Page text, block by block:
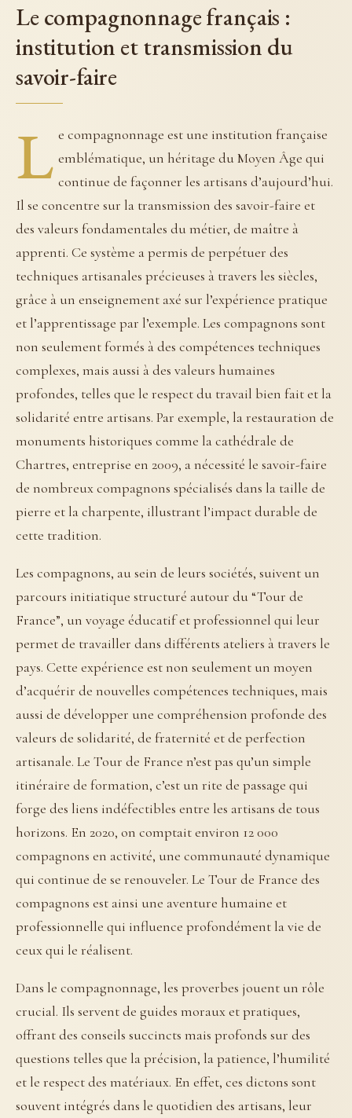
Le compagnonnage français :
institution et transmission du
savoir-faire
L e compagnonnage est une institution française
emblématique, un héritage du Moyen Âge qui
continue de façonner les artisans d’aujourd’hui.
Il se concentre sur la transmission des savoir-faire et
des valeurs fondamentales du métier, de maître à
apprenti. Ce système a permis de perpétuer des
techniques artisanales précieuses à travers les siècles,
grâce à un enseignement axé sur l’expérience pratique
et l’apprentissage par l’exemple. Les compagnons sont
non seulement formés à des compétences techniques
complexes, mais aussi à des valeurs humaines
profondes, telles que le respect du travail bien fait et la
solidarité entre artisans. Par exemple, la restauration de
monuments historiques comme la cathédrale de
Chartres, entreprise en 2009, a nécessité le savoir-faire
de nombreux compagnons spécialisés dans la taille de
pierre et la charpente, illustrant l’impact durable de
cette tradition.
Les compagnons, au sein de leurs sociétés, suivent un
parcours initiatique structuré autour du “Tour de
France”, un voyage éducatif et professionnel qui leur
permet de travailler dans différents ateliers à travers le
pays. Cette expérience est non seulement un moyen
d’acquérir de nouvelles compétences techniques, mais
aussi de développer une compréhension profonde des
valeurs de solidarité, de fraternité et de perfection
artisanale. Le Tour de France n’est pas qu’un simple
itinéraire de formation, c’est un rite de passage qui
forge des liens indéfectibles entre les artisans de tous
horizons. En 2020, on comptait environ 12 000
compagnons en activité, une communauté dynamique
qui continue de se renouveler. Le Tour de France des
compagnons est ainsi une aventure humaine et
professionnelle qui influence profondément la vie de
ceux qui le réalisent.
Dans le compagnonnage, les proverbes jouent un rôle
crucial. Ils servent de guides moraux et pratiques,
offrant des conseils succincts mais profonds sur des
questions telles que la précision, la patience, l’humilité
et le respect des matériaux. En effet, ces dictons sont
souvent intégrés dans le quotidien des artisans, leur